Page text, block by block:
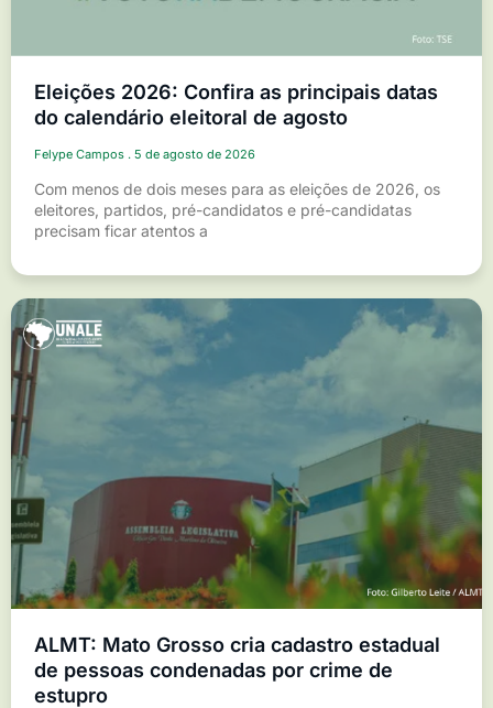
Eleições 2026: Confira as principais datas
do calendário eleitoral de agosto
Felype Campos 5 de agosto de 2026
Com menos de dois meses para as eleições de 2026, os
eleitores, partidos, pré-candidatos e pré-candidatas
precisam ficar atentos a
ALMT: Mato Grosso cria cadastro estadual
de pessoas condenadas por crime de
estupro